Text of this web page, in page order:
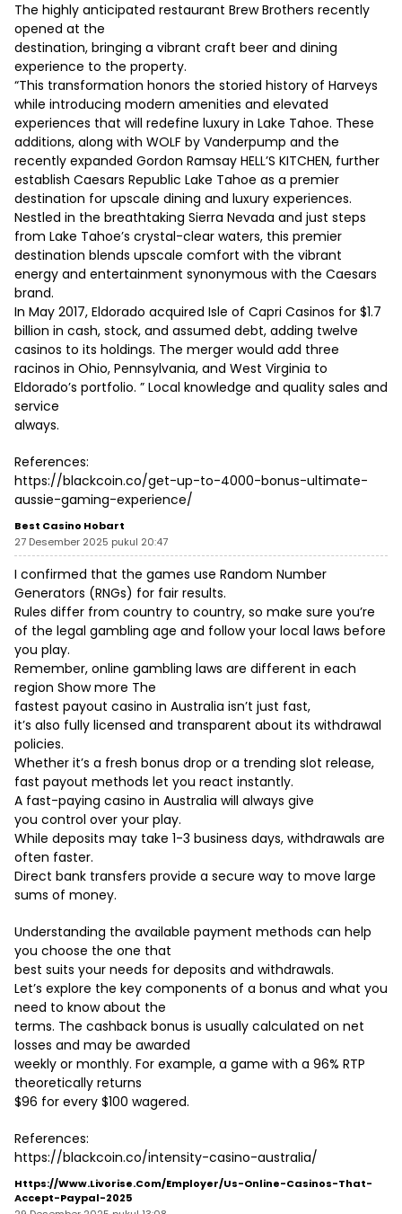
The highly anticipated restaurant Brew Brothers recently
opened at the
destination, bringing a vibrant craft beer and dining
experience to the property.
“This transformation honors the storied history of Harveys
while introducing modern amenities and elevated
experiences that will redefine luxury in Lake Tahoe. These
additions, along with WOLF by Vanderpump and the
recently expanded Gordon Ramsay HELL’S KITCHEN, further
establish Caesars Republic Lake Tahoe as a premier
destination for upscale dining and luxury experiences.
Nestled in the breathtaking Sierra Nevada and just steps
from Lake Tahoe’s crystal-clear waters, this premier
destination blends upscale comfort with the vibrant
energy and entertainment synonymous with the Caesars
brand.
In May 2017, Eldorado acquired Isle of Capri Casinos for $1.7
billion in cash, stock, and assumed debt, adding twelve
casinos to its holdings. The merger would add three
racinos in Ohio, Pennsylvania, and West Virginia to
Eldorado’s portfolio. ” Local knowledge and quality sales and
service
always.
References:
https://blackcoin.co/get-up-to-4000-bonus-ultimate-
aussie-gaming-experience/
Best Casino Hobart
27 Desember 2025 pukul 20:47
I confirmed that the games use Random Number
Generators (RNGs) for fair results.
Rules differ from country to country, so make sure you’re
of the legal gambling age and follow your local laws before
you play.
Remember, online gambling laws are different in each
region Show more The
fastest payout casino in Australia isn’t just fast,
it’s also fully licensed and transparent about its withdrawal
policies.
Whether it’s a fresh bonus drop or a trending slot release,
fast payout methods let you react instantly.
A fast-paying casino in Australia will always give
you control over your play.
While deposits may take 1-3 business days, withdrawals are
often faster.
Direct bank transfers provide a secure way to move large
sums of money.
Understanding the available payment methods can help
you choose the one that
best suits your needs for deposits and withdrawals.
Let’s explore the key components of a bonus and what you
need to know about the
terms. The cashback bonus is usually calculated on net
losses and may be awarded
weekly or monthly. For example, a game with a 96% RTP
theoretically returns
$96 for every $100 wagered.
References:
https://blackcoin.co/intensity-casino-australia/
Https://www.livorise.com/employer/us-Online-Casinos-That-
Accept-Paypal-2025